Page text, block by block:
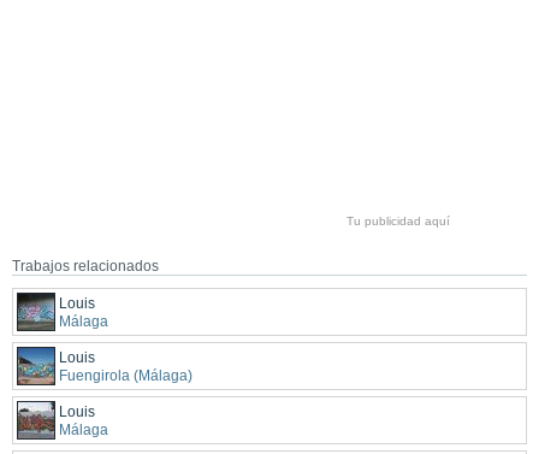
Tu publicidad aquí
Trabajos relacionados
Louis
Málaga
Louis
Fuengirola (Málaga)
Louis
Málaga